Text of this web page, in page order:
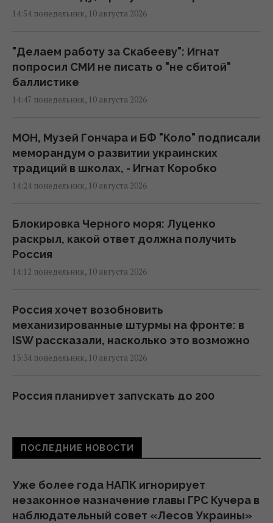
14:54 понедельник, 10 августа 2026
"Делаем работу за Скабееву": Игнат
попросил СМИ не писать о "не сбитой"
баллистике
14:47 понедельник, 10 августа 2026
МОН, Музей Гончара и БФ "Коло" подписали
меморандум о развитии украинских
традиций в школах, - Игнат Коробко
14:24 понедельник, 10 августа 2026
Блокировка Черного моря: Луценко
раскрыл, какой ответ должна получить
Россия
14:12 понедельник, 10 августа 2026
Россия хочет возобновить
механизированные штурмы на фронте: в
ISW рассказали, насколько это возможно
13:34 понедельник, 10 августа 2026
Россия планирует запускать до 200
Крыму бойцы ГУР сожгли 2 установки С-400
"Триумф"
12:37 понедельник, 10 августа 2026
ПОСЛЕДНИЕ НОВОСТИ
Уже более года НАПК игнорирует
незаконное назначение главы ГРС Кучера в
наблюдательный совет «Лесов Украины»